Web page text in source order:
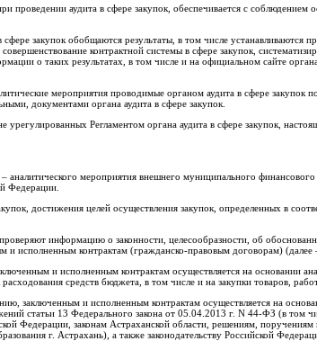
проведении аудита в сфере закупок, обеспечивается с
закупок обобщаются результаты, в том числе
контрактной системы в сфере закупок,
о таких результатах, в том числе и на официальном сайте
мероприятия проводимые органом аудита в сфере закупок
документами органа аудита в сфере закупок.
Регламентом органа аудита в сфере закупок,
мероприятия внешнего муниципального
Федерации.
достижения целей осуществления закупок, определенных в
информацию о законности, целесообразности, об
исполненным контрактам (гражданско-правовым договорам) (далее
и исполненным контрактам осуществляется на основании
средств бюджета, в том числе и на закупки товаров,
заключенным и исполненным контрактам осуществляется на
статьи 13 Федерального закона от 05.04.2013 г. N 44-ФЗ (в том
Федерации, законам Астраханской области, решениям,
г. Астрахань), а также законодательству Российской